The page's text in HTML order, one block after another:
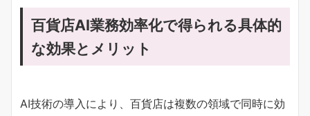
百貨店AI業務効率化で得られる具体的
な効果とメリット
AI技術の導入により、百貨店は複数の領域で同時に効